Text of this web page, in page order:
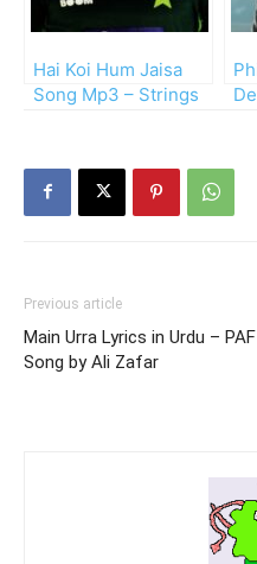
Hai Koi Hum Jaisa
Song Mp3 – Strings
Previous article
Main Urra Lyrics in Urdu – PAF
Song by Ali Zafar